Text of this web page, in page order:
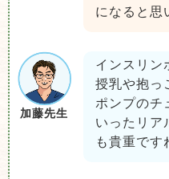
になると思
加藤先生
インスリン
授乳や抱っ
ポンプのチ
いったリア
も貴重です